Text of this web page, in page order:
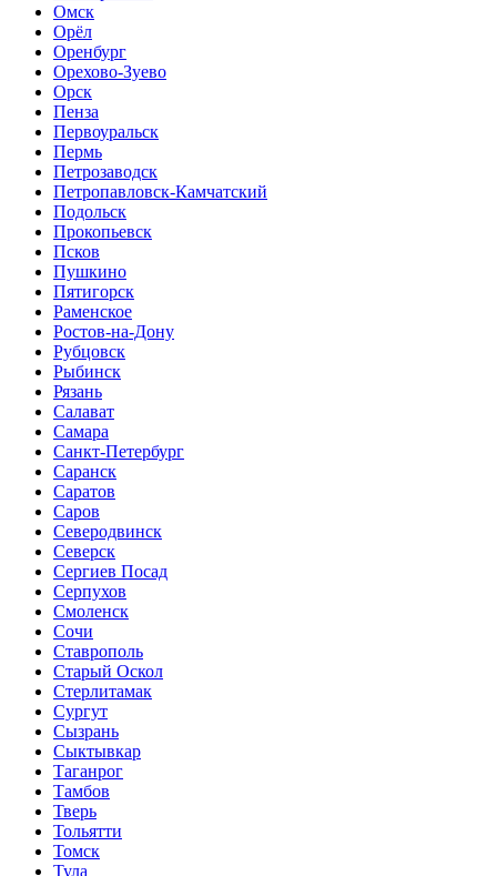
Омск
Орёл
Оренбург
Орехово-Зуево
Орск
Пенза
Первоуральск
Пермь
Петрозаводск
Петропавловск-Камчатский
Подольск
Прокопьевск
Псков
Пушкино
Пятигорск
Раменское
Ростов-на-Дону
Рубцовск
Рыбинск
Рязань
Салават
Самара
Санкт-Петербург
Саранск
Саратов
Саров
Северодвинск
Северск
Сергиев Посад
Серпухов
Смоленск
Сочи
Ставрополь
Старый Оскол
Стерлитамак
Сургут
Сызрань
Сыктывкар
Таганрог
Тамбов
Тверь
Тольятти
Томск
Тула